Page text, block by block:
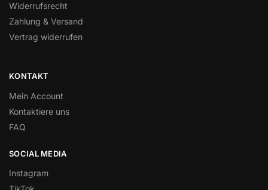
Widerrufsrecht
Zahlung & Versand
Vertrag widerrufen
KONTAKT
Mein Account
Kontaktiere uns
FAQ
SOCIAL MEDIA
Instagram